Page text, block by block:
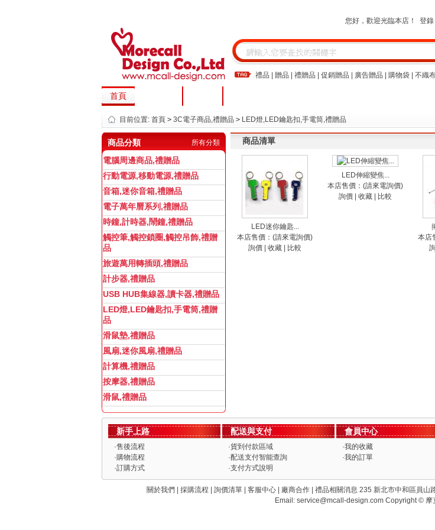
您好，歡迎光臨本店！ 登錄
禮品 贈品 禮贈品 促銷贈品 廣告贈品 購物袋 不織
首頁
目前位置: 首頁 > 3C電子商品,禮贈品 > LED燈,LED鑰匙扣,手電筒,禮贈品
商品分類 所有分類
電腦周邊商品,禮贈品
行動電源,移動電源,禮贈品
音箱,迷你音箱,禮贈品
電子萬年曆系列,禮贈品
時鐘,計時器,鬧鐘,禮贈品
觸控筆,觸控鎖圈,觸控吊飾,禮贈
品
旅遊萬用轉插頭,禮贈品
計步器,禮贈品
USB HUB集線器,讀卡器,禮贈品
LED燈,LED鑰匙扣,手電筒,禮贈
品
滑鼠墊,禮贈品
風扇,迷你風扇,禮贈品
計算機,禮贈品
按摩器,禮贈品
滑鼠,禮贈品
商品清單
LED迷你鑰匙...
本店售價：(請來電詢價)
詢價
收藏 比較
LED伸縮變焦...
本店售價：(請來電詢價)
詢價
收藏 比較
本店
新手上路
·售後流程
·購物流程
·訂購方式
配送與支付
·貨到付款區域
·配送支付智能查詢
·支付方式說明
會員中心
·我的收藏
·我的訂單
關於我們 | 採購流程 | 詢價清單 | 客服中心 | 廠商合作 | 禮品相關消息 235 新北市中和區員
Email: service@mcall-design.com Copyright © 摩